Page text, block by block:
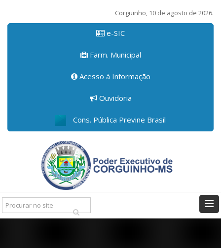
Corguinho, 10 de agosto de 2026.
e-SIC
Farm. Municipal
Acesso à Informação
Ouvidoria
Cons. Pública Previne Brasil
Pesquisar: